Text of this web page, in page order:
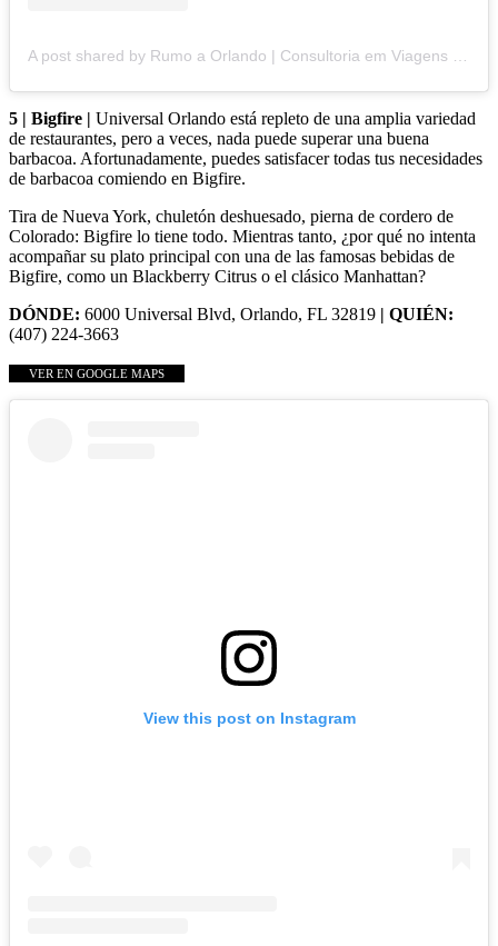
5 | Bigfire | Universal Orlando está repleto de una amplia variedad
de restaurantes, pero a veces, nada puede superar una buena
barbacoa. Afortunadamente, puedes satisfacer todas tus necesidades
de barbacoa comiendo en Bigfire.
Tira de Nueva York, chuletón deshuesado, pierna de cordero de
Colorado: Bigfire lo tiene todo. Mientras tanto, ¿por qué no intenta
acompañar su plato principal con una de las famosas bebidas de
Bigfire, como un Blackberry Citrus o el clásico Manhattan?
DÓNDE: 6000 Universal Blvd, Orlando, FL 32819 | QUIÉN:
(407) 224-3663
VER EN GOOGLE MAPS
View this post on Instagram